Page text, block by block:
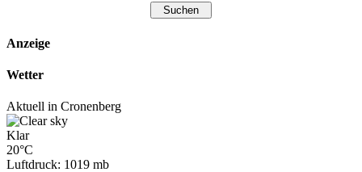
Anzeige
Wetter
Aktuell in Cronenberg
Klar
20°C
Luftdruck: 1019 mb